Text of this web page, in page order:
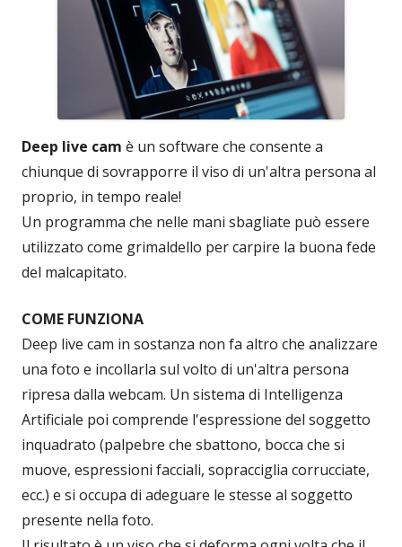
Deep live cam è un software che consente a
chiunque di sovrapporre il viso di un'altra persona al
proprio, in tempo reale!
Un programma che nelle mani sbagliate può essere
utilizzato come grimaldello per carpire la buona fede
del malcapitato.
COME FUNZIONA
Deep live cam in sostanza non fa altro che analizzare
una foto e incollarla sul volto di un'altra persona
ripresa dalla webcam. Un sistema di Intelligenza
Artificiale poi comprende l'espressione del soggetto
inquadrato (palpebre che sbattono, bocca che si
muove, espressioni facciali, sopracciglia corrucciate,
ecc.) e si occupa di adeguare le stesse al soggetto
presente nella foto.